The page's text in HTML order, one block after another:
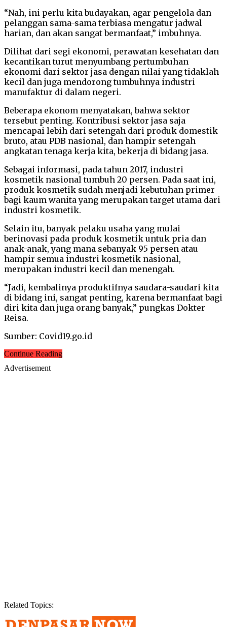
“Nah, ini perlu kita budayakan, agar pengelola dan
pelanggan sama-sama terbiasa mengatur jadwal
harian, dan akan sangat bermanfaat,” imbuhnya.
Dilihat dari segi ekonomi, perawatan kesehatan dan
kecantikan turut menyumbang pertumbuhan
ekonomi dari sektor jasa dengan nilai yang tidaklah
kecil dan juga mendorong tumbuhnya industri
manufaktur di dalam negeri.
Beberapa ekonom menyatakan, bahwa sektor
tersebut penting. Kontribusi sektor jasa saja
mencapai lebih dari setengah dari produk domestik
bruto, atau PDB nasional, dan hampir setengah
angkatan tenaga kerja kita, bekerja di bidang jasa.
Sebagai informasi, pada tahun 2017, industri
kosmetik nasional tumbuh 20 persen. Pada saat ini,
produk kosmetik sudah menjadi kebutuhan primer
bagi kaum wanita yang merupakan target utama dari
industri kosmetik.
Selain itu, banyak pelaku usaha yang mulai
berinovasi pada produk kosmetik untuk pria dan
anak-anak, yang mana sebanyak 95 persen atau
hampir semua industri kosmetik nasional,
merupakan industri kecil dan menengah.
“Jadi, kembalinya produktifnya saudara-saudari kita
di bidang ini, sangat penting, karena bermanfaat bagi
diri kita dan juga orang banyak,” pungkas Dokter
Reisa.
Sumber: Covid19.go.id
Continue Reading
Advertisement
Related Topics: